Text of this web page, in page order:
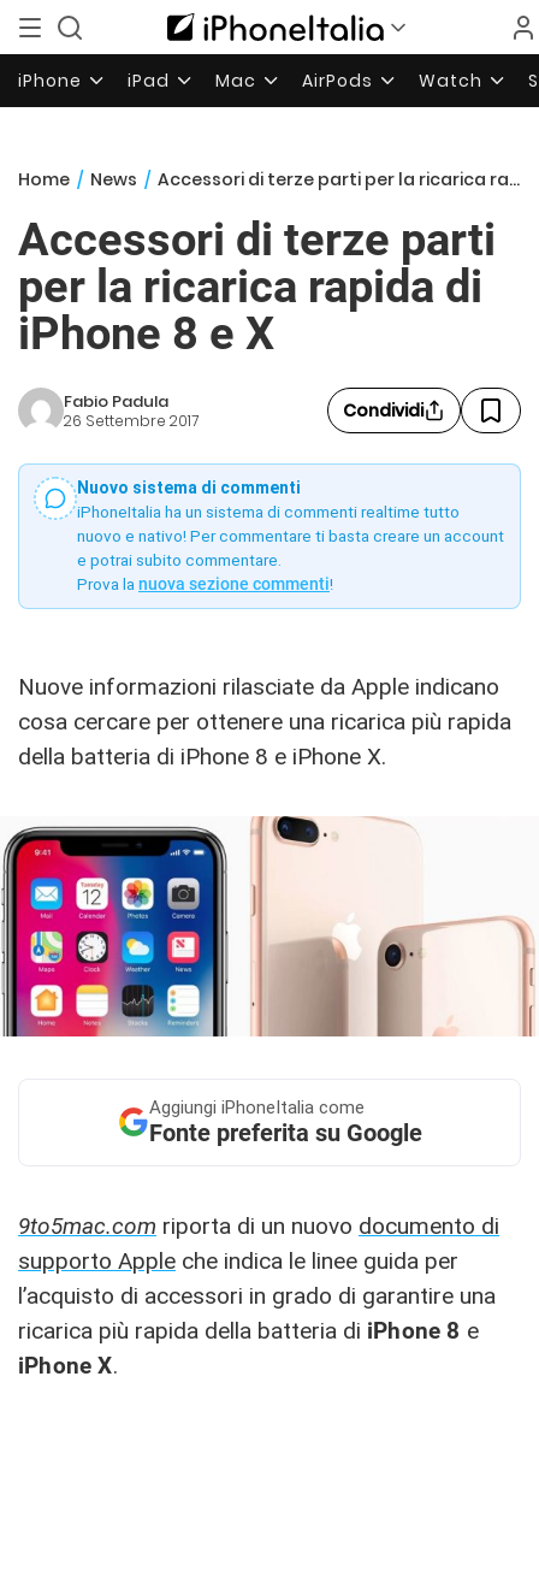
iPhone iPad Mac AirPods Watch
Home / News / Accessori di terze parti per la ricarica rapida di iPhone 8 e X
Accessori di terze parti
per la ricarica rapida di
iPhone 8 e X
Fabio Padula
26 Settembre 2017 Condividi
Nuovo sistema di commenti
iPhoneItalia ha un sistema di commenti realtime tutto
nuovo e nativo! Per commentare ti basta creare un account
e potrai subito commentare.
Prova la nuova sezione commenti!
Nuove informazioni rilasciate da Apple indicano
cosa cercare per ottenere una ricarica più rapida
della batteria di iPhone 8 e iPhone X.
Aggiungi iPhoneItalia come
Fonte preferita su Google
9to5mac.com riporta di un nuovo documento di
supporto Apple che indica le linee guida per
l’acquisto di accessori in grado di garantire una
ricarica più rapida della batteria di iPhone 8 e
iPhone X.